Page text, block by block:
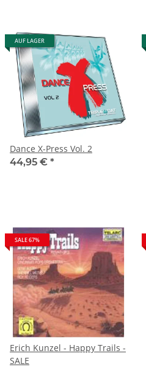
AUF LAGER
Dance X-Press Vol. 2
44,95 € *
SALE 67%
Erich Kunzel - Happy Trails -
SALE